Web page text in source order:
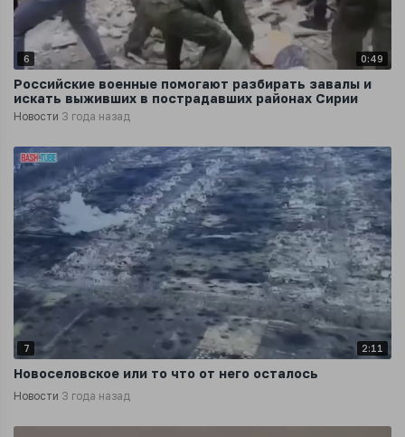
6 0:49
Российские военные помогают разбирать завалы и
искать выживших в пострадавших районах Сирии
Новости 3 года назад
7 2:11
Новоселовское или то что от него осталось
Новости 3 года назад